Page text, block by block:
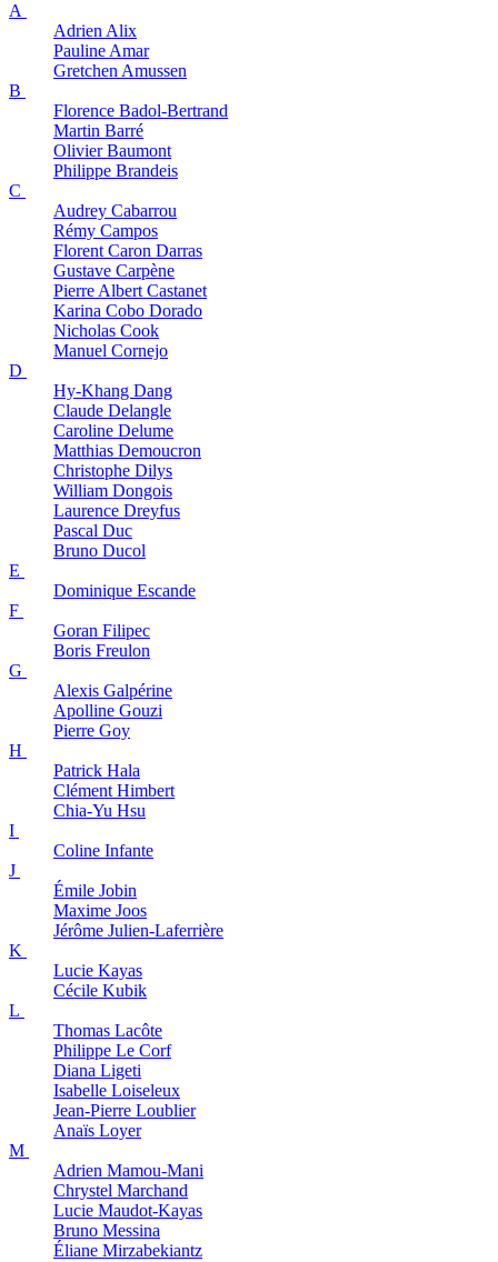
A
Adrien Alix
Pauline Amar
Gretchen Amussen
B
Florence Badol-Bertrand
Martin Barré
OlivierBaumont
Philippe Brandeis
C
Audrey Cabarrou
Rémy Campos
Florent Caron Darras
Gustave Carpène
Pierre Albert Castanet
Karina Cobo Dorado
Nicholas Cook
Manuel Cornejo
D
Hy-Khang Dang
Claude Delangle
Caroline Delume
Matthias Demoucron
Christophe Dilys
William Dongois
Laurence Dreyfus
Pascal Duc
Bruno Ducol
E
Dominique Escande
F
Goran Filipec
Boris Freulon
G
Alexis Galpérine
Apolline Gouzi
Pierre Goy
H
Patrick Hala
Clément Himbert
Chia-Yu Hsu
I
Coline Infante
J
Émile Jobin
Maxime Joos
Jérôme Julien-Laferrière
K
Lucie Kayas
Cécile Kubik
L
Thomas Lacôte
Philippe Le Corf
Diana Ligeti
Isabelle Loiseleux
Jean-Pierre Loublier
Anaïs Loyer
M
Adrien Mamou-Mani
Chrystel Marchand
Lucie Maudot-Kayas
Bruno Messina
Éliane Mirzabekiantz